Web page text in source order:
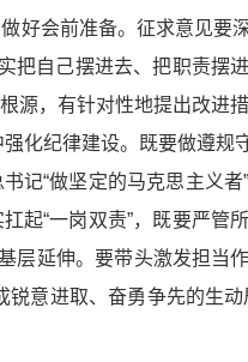
好会前准备。征求意见要
把自己摆进去、把职责摆
源，有针对性地提出改进措
化纪律建设。既要做遵
记“做坚定的马克思主义
起“一岗双责”，既要严管
层延伸。要带头激发担当
意进取、奋勇争先的生